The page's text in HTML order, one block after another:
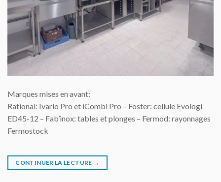
Marques mises en avant:
Rational: Ivario Pro et iCombi Pro – Foster: cellule Evologi
ED45-12 – Fab’inox: tables et plonges – Fermod: rayonnages
Fermostock
CONTINUER LA LECTURE →